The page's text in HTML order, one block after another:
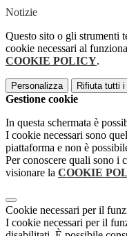
Notizie
Questo sito o gli strumenti
cookie necessari al
COOKIE POLICY.
Personalizza Rifiuta tutti i
Gestione cookie
In questa schermata è
I cookie necessari sono
piattaforma e non è
Per conoscere quali sono i
visionare la COOKIE
Cookie necessari per il
I cookie necessari per il